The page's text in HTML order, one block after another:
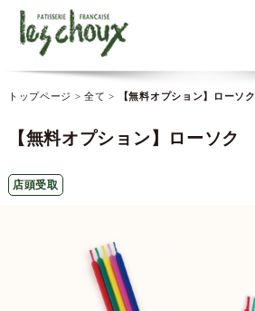
トップページ >全て > 【無料オプション】ローソク
【無料オプション】ローソク
店頭受取